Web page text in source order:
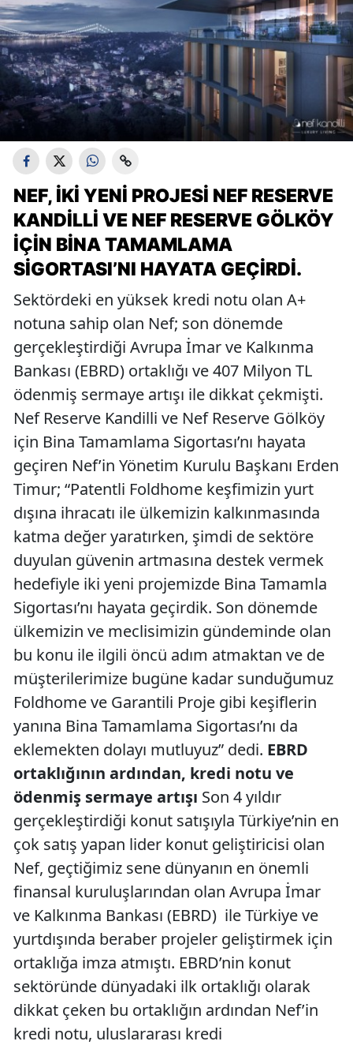
NEF, IKI YENI PROJESI NEF RESERVE
KANDILLI VE NEF RESERVE GÖLKÖY
IÇIN BINA TAMAMLAMA
SIGORTASI’NI HAYATA GEÇIRDI.
Sektördeki en yüksek kredi notu olan A+
notuna sahip olan Nef; son dönemde
gerçekleştirdiği Avrupa İmar ve Kalkınma
Bankası (EBRD) ortaklığı ve 407 Milyon TL
ödenmiş sermaye artışı ile dikkat çekmişti.
Nef Reserve Kandilli ve Nef Reserve Gölköy
için Bina Tamamlama Sigortası’nı hayata
geçiren Nef’in Yönetim Kurulu Başkanı Erden
Timur; “Patentli Foldhome keşfimizin yurt
dışına ihracatı ile ülkemizin kalkınmasında
katma değer yaratırken, şimdi de sektöre
duyulan güvenin artmasına destek vermek
hedefiyle iki yeni projemizde Bina Tamamla
Sigortası’nı hayata geçirdik. Son dönemde
ülkemizin ve meclisimizin gündeminde olan
bu konu ile ilgili öncü adım atmaktan ve de
müşterilerimize bugüne kadar sunduğumuz
Foldhome ve Garantili Proje gibi keşiflerin
yanına Bina Tamamlama Sigortası’nı da
eklemekten dolayı mutluyuz” dedi. EBRD
ortaklığının ardından, kredi notu ve
ödenmiş sermaye artışı Son 4 yıldır
gerçekleştirdiği konut satışıyla Türkiye’nin en
çok satış yapan lider konut geliştiricisi olan
Nef, geçtiğimiz sene dünyanın en önemli
finansal kuruluşlarından olan Avrupa İmar
ve Kalkınma Bankası (EBRD) ile Türkiye ve
yurtdışında beraber projeler geliştirmek için
ortaklığa imza atmıştı. EBRD’nin konut
sektöründe dünyadaki ilk ortaklığı olarak
dikkat çeken bu ortaklığın ardından Nef’in
kredi notu, uluslararası kredi